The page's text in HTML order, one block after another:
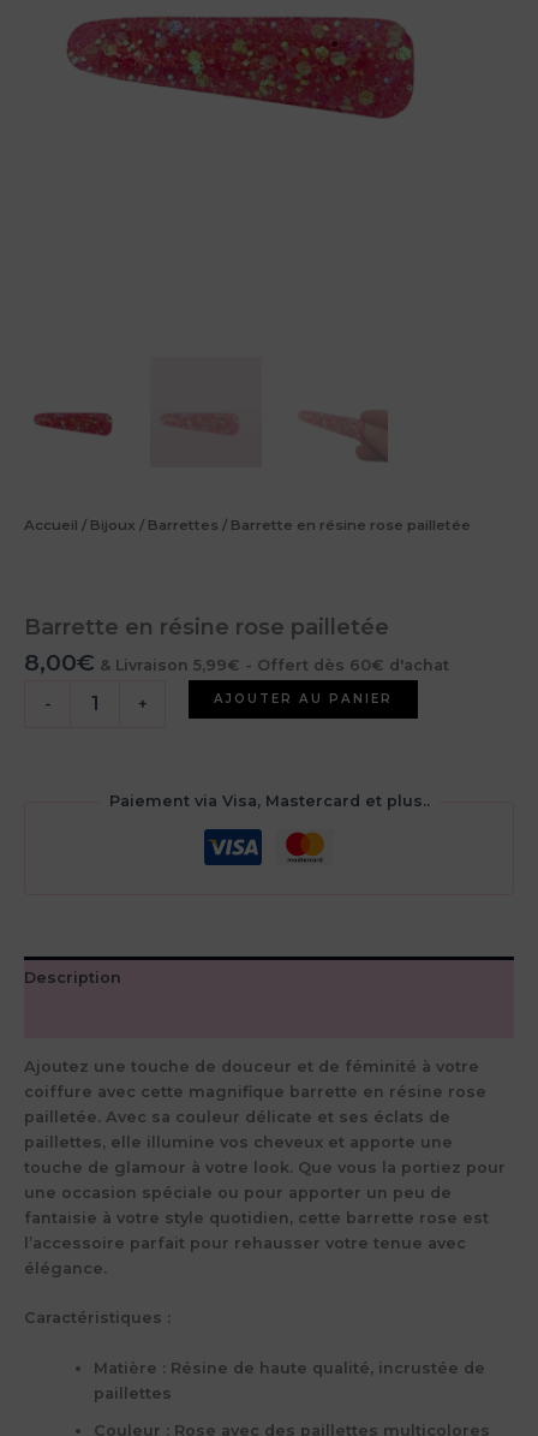
Accueil / Bijoux / Barrettes / Barrette en résine rose pailletée
Barrette en résine rose pailletée
8,00€ & Livraison 5,99€ - Offert dès 60€ d'achat
-
quantité
+ AJOUTER AU PANIER
Paiement via Visa, Mastercard et plus..
Description
Ajoutez une touche de douceur et de féminité à votre
coiffure avec cette magnifique barrette en résine rose
pailletée. Avec sa couleur délicate et ses éclats de
paillettes, elle illumine vos cheveux et apporte une
touche de glamour à votre look. Que vous la portiez pour
une occasion spéciale ou pour apporter un peu de
fantaisie à votre style quotidien, cette barrette rose est
l’accessoire parfait pour rehausser votre tenue avec
élégance.
Caractéristiques :
Matière : Résine de haute qualité, incrustée de
paillettes
Couleur : Rose avec des paillettes multicolores